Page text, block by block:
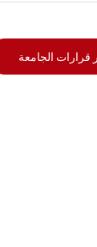
قرارات الجامعة